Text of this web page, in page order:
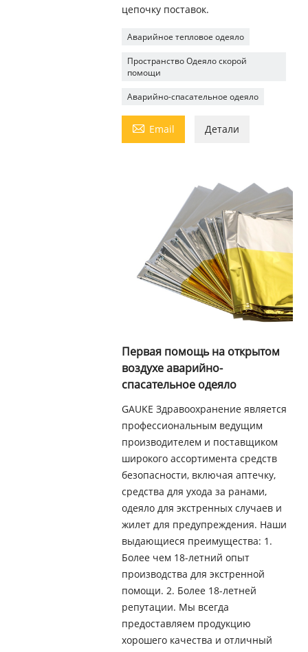
цепочку поставок.
Аварийное тепловое одеяло
Пространство Одеяло скорой
помощи
Аварийно-спасательное одеяло
 Email Детали
Первая помощь на открытом
воздухе аварийно-
спасательное одеяло
GAUKE Здравоохранение является
профессиональным ведущим
производителем и поставщиком
широкого ассортимента средств
безопасности, включая аптечку,
средства для ухода за ранами,
одеяло для экстренных случаев и
жилет для предупреждения. Наши
выдающиеся преимущества: 1.
Более чем 18-летний опыт
производства для экстренной
помощи. 2. Более 18-летней
репутации. Мы всегда
предоставляем продукцию
хорошего качества и отличный